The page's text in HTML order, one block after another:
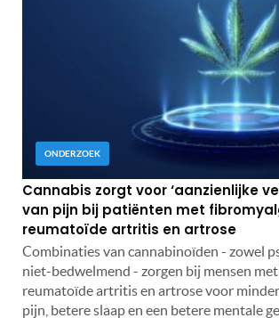
ONDERZOEK
Cannabis zorgt voor ‘aanzienlijke
van pijn bij patiënten met
reumatoïde artritis en artrose
Combinaties van cannabinoïden - zowel
niet-bedwelmend - zorgen bij mensen
reumatoïde artritis en artrose voor
pijn, betere slaap en een betere mentale